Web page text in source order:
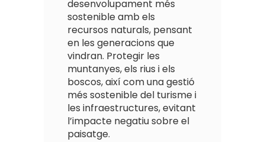
desenvolupament més
sostenible amb els
recursos naturals, pensant
en les generacions que
vindran. Protegir les
muntanyes, els rius i els
boscos, així com una gestió
més sostenible del turisme i
les infraestructures, evitant
l’impacte negatiu sobre el
paisatge.